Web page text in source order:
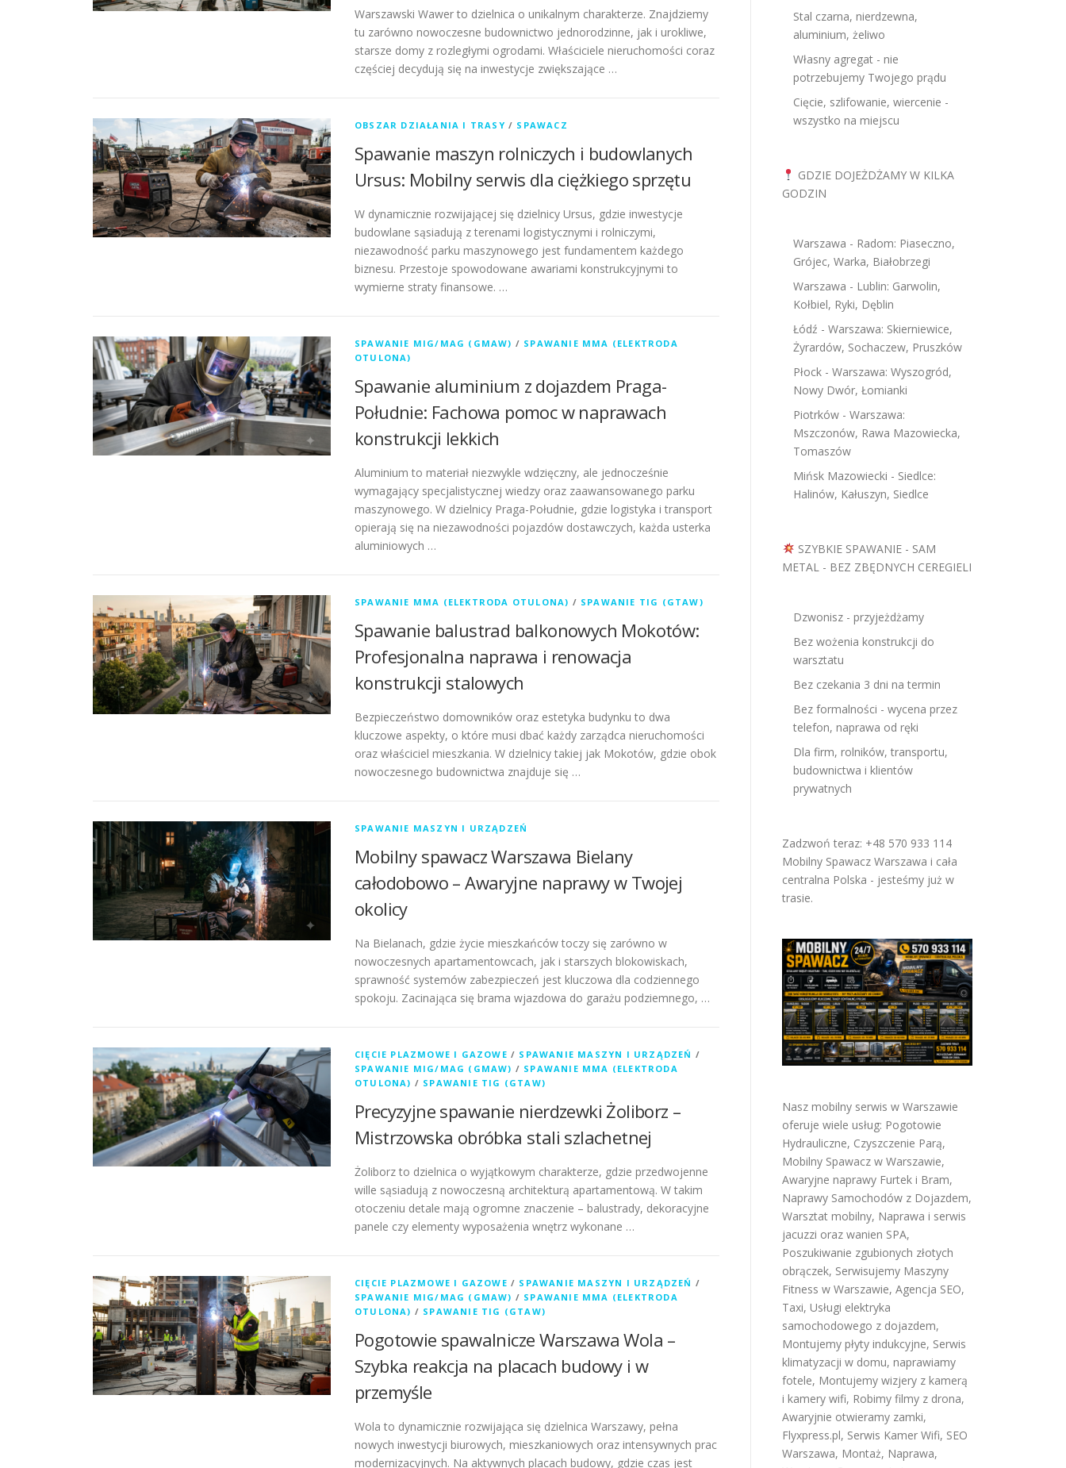
Warszawski Wawer to dzielnica o unikalnym charakterze. Znajdziemy
tu zarówno nowoczesne budownictwo jednorodzinne, jak i urokliwe,
starsze domy z rozległymi ogrodami. Właściciele nieruchomości coraz
częściej decydują się na inwestycje zwiększające …
OBSZAR DZIAŁANIA I TRASY / SPAWACZ
Spawanie maszyn rolniczych i budowlanych
Ursus: Mobilny serwis dla ciężkiego sprzętu
W dynamicznie rozwijającej się dzielnicy Ursus, gdzie inwestycje
budowlane sąsiadują z terenami logistycznymi i rolniczymi,
niezawodność parku maszynowego jest fundamentem każdego
biznesu. Przestoje spowodowane awariami konstrukcyjnymi to
wymierne straty finansowe. …
SPAWANIE MIG/MAG (GMAW) / SPAWANIE MMA (ELEKTRODA
OTULONA)
Spawanie aluminium z dojazdem Praga-
Południe: Fachowa pomoc w naprawach
konstrukcji lekkich
Aluminium to materiał niezwykle wdzięczny, ale jednocześnie
wymagający specjalistycznej wiedzy oraz zaawansowanego parku
maszynowego. W dzielnicy Praga-Południe, gdzie logistyka i transport
opierają się na niezawodności pojazdów dostawczych, każda usterka
aluminiowych …
SPAWANIE MMA (ELEKTRODA OTULONA) / SPAWANIE TIG (GTAW)
Spawanie balustrad balkonowych Mokotów:
Profesjonalna naprawa i renowacja
konstrukcji stalowych
Bezpieczeństwo domowników oraz estetyka budynku to dwa
kluczowe aspekty, o które musi dbać każdy zarządca nieruchomości
oraz właściciel mieszkania. W dzielnicy takiej jak Mokotów, gdzie obok
nowoczesnego budownictwa znajduje się …
SPAWANIE MASZYN I URZĄDZEŃ
Mobilny spawacz Warszawa Bielany
całodobowo – Awaryjne naprawy w Twojej
okolicy
Na Bielanach, gdzie życie mieszkańców toczy się zarówno w
nowoczesnych apartamentowcach, jak i starszych blokowiskach,
sprawność systemów zabezpieczeń jest kluczowa dla codziennego
spokoju. Zacinająca się brama wjazdowa do garażu podziemnego, …
CIĘCIE PLAZMOWE I GAZOWE / SPAWANIE MASZYN I URZĄDZEŃ /
SPAWANIE MIG/MAG (GMAW) / SPAWANIE MMA (ELEKTRODA
OTULONA) / SPAWANIE TIG (GTAW)
Precyzyjne spawanie nierdzewki Żoliborz –
Mistrzowska obróbka stali szlachetnej
Żoliborz to dzielnica o wyjątkowym charakterze, gdzie przedwojenne
wille sąsiadują z nowoczesną architekturą apartamentową. W takim
otoczeniu detale mają ogromne znaczenie – balustrady, dekoracyjne
panele czy elementy wyposażenia wnętrz wykonane …
CIĘCIE PLAZMOWE I GAZOWE / SPAWANIE MASZYN I URZĄDZEŃ /
SPAWANIE MIG/MAG (GMAW) / SPAWANIE MMA (ELEKTRODA
OTULONA) / SPAWANIE TIG (GTAW)
Pogotowie spawalnicze Warszawa Wola –
Szybka reakcja na placach budowy i w
przemyśle
Wola to dynamicznie rozwijająca się dzielnica Warszawy, pełna
nowych inwestycji biurowych, mieszkaniowych oraz intensywnych prac
modernizacyjnych. Na aktywnych placach budowy, gdzie czas jest
Stal czarna, nierdzewna,
aluminium, żeliwo
Własny agregat - nie
potrzebujemy Twojego prądu
Cięcie, szlifowanie, wiercenie -
wszystko na miejscu
GDZIE DOJEŻDŻAMY W KILKA
GODZIN
Warszawa - Radom: Piaseczno,
Grójec, Warka, Białobrzegi
Warszawa - Lublin: Garwolin,
Kołbiel, Ryki, Dęblin
Łódź - Warszawa: Skierniewice,
Żyrardów, Sochaczew, Pruszków
Płock - Warszawa: Wyszogród,
Nowy Dwór, Łomianki
Piotrków - Warszawa:
Mszczonów, Rawa Mazowiecka,
Tomaszów
Mińsk Mazowiecki - Siedlce:
Halinów, Kałuszyn, Siedlce
SZYBKIE SPAWANIE - SAM
METAL - BEZ ZBĘDNYCH CEREGIELI
Dzwonisz - przyjeżdżamy
Bez wożenia konstrukcji do
warsztatu
Bez czekania 3 dni na termin
Bez formalności - wycena przez
telefon, naprawa od ręki
Dla firm, rolników, transportu,
budownictwa i klientów
prywatnych
Zadzwoń teraz: +48 570 933 114
Mobilny Spawacz Warszawa i cała
centralna Polska - jesteśmy już w
trasie.
Nasz mobilny serwis w Warszawie
oferuje wiele usług: Pogotowie
Hydrauliczne, Czyszczenie Parą,
Mobilny Spawacz w Warszawie,
Awaryjne naprawy Furtek i Bram,
Naprawy Samochodów z Dojazdem,
Warsztat mobilny, Naprawa i serwis
jacuzzi oraz wanien SPA,
Poszukiwanie zgubionych złotych
obrączek, Serwisujemy Maszyny
Fitness w Warszawie, Agencja SEO,
Taxi, Usługi elektryka
samochodowego z dojazdem,
Montujemy płyty indukcyjne, Serwis
klimatyzacji w domu, naprawiamy
fotele, Montujemy wizjery z kamerą
i kamery wifi, Robimy filmy z drona,
Awaryjnie otwieramy zamki,
Flyxpress.pl, Serwis Kamer Wifi, SEO
Warszawa, Montaż, Naprawa,